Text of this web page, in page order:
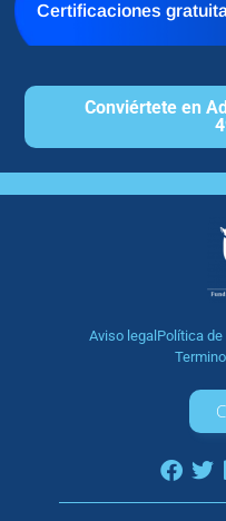
Certificaciones
Conviértete en
Aviso legal Política